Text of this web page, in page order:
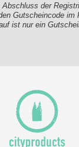
der
Gutscheincode im
ist nur ein